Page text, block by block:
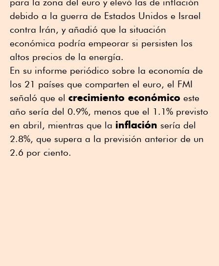
debido a la guerra de Estados Unidos e Israel
contra Irán, y añadió que la situación
económica podría empeorar si persisten los
altos precios de la energía.
En su informe periódico sobre la economía de
los 21 países que comparten el euro, el FMI
señaló que el crecimiento económico este
año sería del 0.9%, menos que el 1.1% previsto
en abril, mientras que la inflación sería del
2.8%, que supera a la previsión anterior de un
2.6 por ciento.